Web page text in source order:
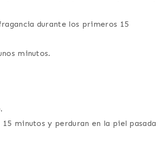
durante los primeros 15
minutos.
minutos y perduran en la piel pasada